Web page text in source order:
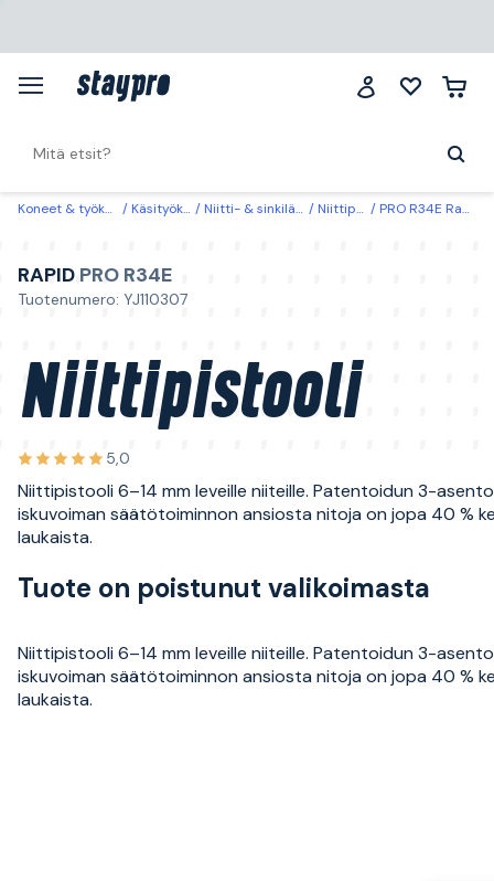
Koneet & työkalut Käsityökalut Niitti- & sinkilätyökalut Niittipistoolit PRO R34E Rapid Niittipistooli
RAPID PRO R34E
Tuotenumero: YJ110307
Niittipistooli
5,0
Niittipistooli 6–14 mm leveille niiteille. Patentoidun 3-
iskuvoiman säätötoiminnon ansiosta nitoja on jopa 40 %
laukaista.
Tuote on poistunut valikoimasta
Niittipistooli 6–14 mm leveille niiteille. Patentoidun 3-
iskuvoiman säätötoiminnon ansiosta nitoja on jopa 40 %
laukaista.